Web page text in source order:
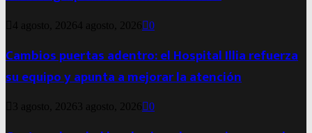
4 agosto, 20264 agosto, 2026 0
Cambios puertas adentro: el Hospital Illia refuerza
su equipo y apunta a mejorar la atención
3 agosto, 2026 3 agosto, 2026 0